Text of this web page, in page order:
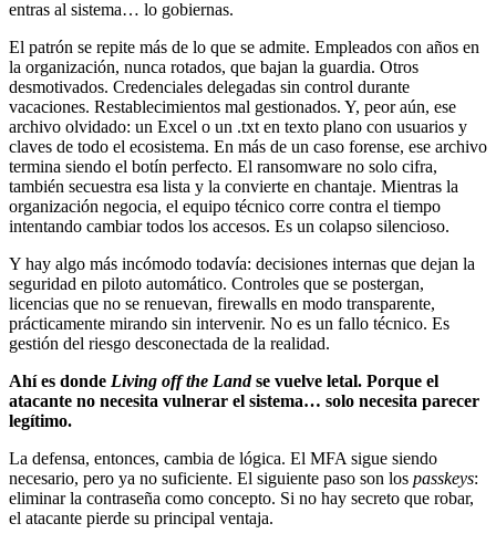
entras al sistema… lo gobiernas.
El patrón se repite más de lo que se admite. Empleados con años en
la organización, nunca rotados, que bajan la guardia. Otros
desmotivados. Credenciales delegadas sin control durante
vacaciones. Restablecimientos mal gestionados. Y, peor aún, ese
archivo olvidado: un Excel o un .txt en texto plano con usuarios y
claves de todo el ecosistema. En más de un caso forense, ese archivo
termina siendo el botín perfecto. El ransomware no solo cifra,
también secuestra esa lista y la convierte en chantaje. Mientras la
organización negocia, el equipo técnico corre contra el tiempo
intentando cambiar todos los accesos. Es un colapso silencioso.
Y hay algo más incómodo todavía: decisiones internas que dejan la
seguridad en piloto automático. Controles que se postergan,
licencias que no se renuevan, firewalls en modo transparente,
prácticamente mirando sin intervenir. No es un fallo técnico. Es
gestión del riesgo desconectada de la realidad.
Ahí es donde Living off the Landse vuelve letal. Porque el
atacante no necesita vulnerar el sistema… solo necesita parecer
legítimo.
La defensa, entonces, cambia de lógica. El MFA sigue siendo
necesario, pero ya no suficiente. El siguiente paso son los passkeys:
eliminar la contraseña como concepto. Si no hay secreto que robar,
el atacante pierde su principal ventaja.